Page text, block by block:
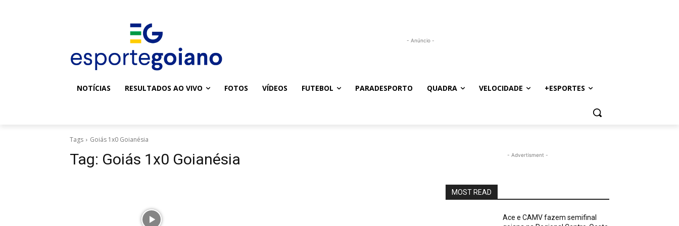
- Anúncio -
NOTÍCIAS RESULTADOS AO VIVO FOTOS VÍDEOS FUTEBOL PARADESPORTO QUADRA VELOCIDADE +ESPORTES
Tags Goiás 1x0 Goianésia
Tag: Goiás 1x0 Goianésia - Advertisment -
MOST READ
Ace e CAMV fazem semifinal